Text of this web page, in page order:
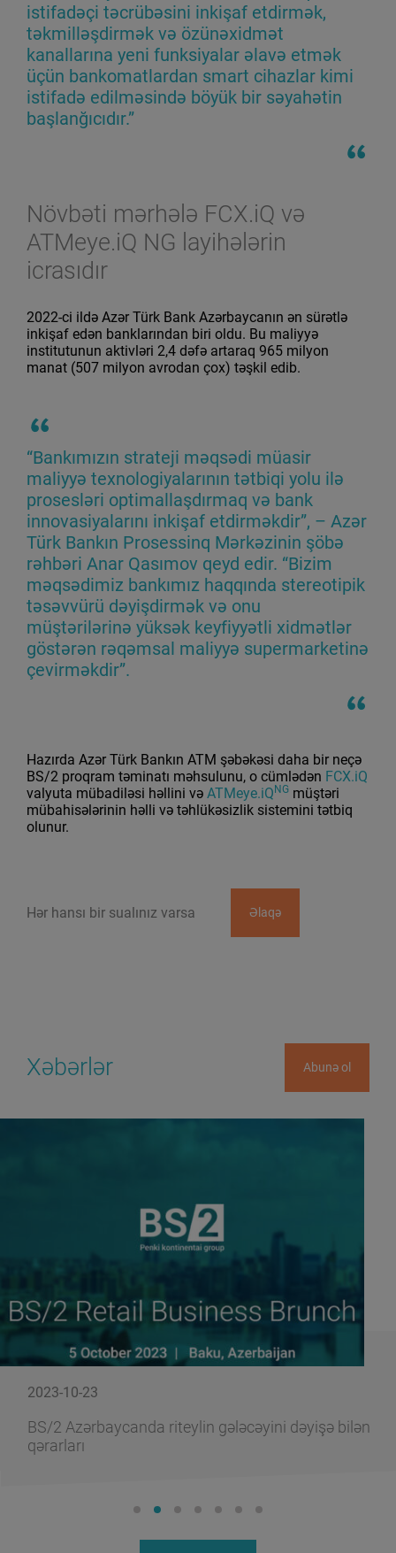
istifadəçi təcrübəsini inkişaf etdirmək,
təkmilləşdirmək və özünəxidmət
kanallarına yeni funksiyalar əlavə etmək
üçün bankomatlardan smart cihazlar kimi
istifadə edilməsində böyük bir səyahətin
başlanğıcıdır.”
Növbəti mərhələ FCX.iQ və
ATMeye.iQ NG layihələrin
icrasıdır
2022-ci ildə Azər Türk Bank Azərbaycanın ən sürətlə
inkişaf edən banklarından biri oldu. Bu maliyyə
institutunun aktivləri 2,4 dəfə artaraq 965 milyon
manat (507 milyon avrodan çox) təşkil edib.
“Bankımızın strateji məqsədi müasir
maliyyə texnologiyalarının tətbiqi yolu ilə
prosesləri optimallaşdırmaq və bank
innovasiyalarını inkişaf etdirməkdir”, – Azər
Türk Bankın Prosessinq Mərkəzinin şöbə
rəhbəri Anar Qasımov qeyd edir. “Bizim
məqsədimiz bankımız haqqında stereotipik
təsəvvürü dəyişdirmək və onu
müştərilərinə yüksək keyfiyyətli xidmətlər
göstərən rəqəmsal maliyyə supermarketinə
çevirməkdir”.
Hazırda Azər Türk Bankın ATM şəbəkəsi daha bir neçə
BS/2 proqram təminatı məhsulunu, o cümlədən FCX.iQ
valyuta mübadiləsi həllini və ATMeye.iQNG müştəri
mübahisələrinin həlli və təhlükəsizlik sistemini tətbiq
olunur.
Hər hansı bir sualınız varsa Əlaqə
Xəbərlər Abunə ol
2023-10-23
BS/2 Azərbaycanda riteylin gələcəyini dəyişə bilən
qərarları